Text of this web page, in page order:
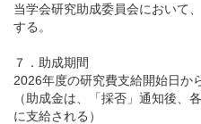
当学会研究助成委員会において
する。
７．助成期間
2026年度の研究費支給開始日か
（助成金は、「採否」通知後、
に支給される）